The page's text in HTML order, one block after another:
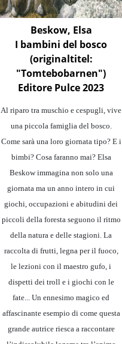
Beskow, Elsa
I bambini del bosco
(originaltitel:
"Tomtebobarnen")
Editore Pulce 2023
Al riparo tra muschio e cespugli, vive
una piccola famiglia del bosco.
Come sarà una loro giornata tipo? E i
bimbi? Cosa faranno mai? Elsa
Beskow immagina non solo una
giornata ma un anno intero in cui
giochi, occupazioni e abitudini dei
piccoli della foresta seguono il ritmo
della natura e delle stagioni. La
raccolta di frutti, legna per il fuoco,
le lezioni con il maestro gufo, i
dispetti dei troll e i giochi con le
fate... Un ennesimo magico ed
affascinante esempio di come questa
grande autrice riesca a raccontare